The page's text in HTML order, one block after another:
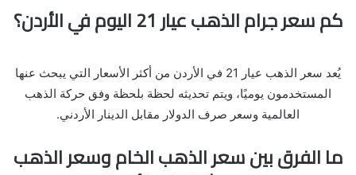
كم سعر جرام الذهب عيار 21 اليوم في الأردن؟
يُعد سعر الذهب عيار 21 في الأردن من أكثر الأسعار التي يبحث عنها
المستخدمون يوميًا، ويتم تحديثه لحظة بلحظة وفق حركة الذهب
العالمية وسعر صرف الدولار مقابل الدينار الأردني.
ما الفرق بين سعر الذهب الخام وسعر الذهب